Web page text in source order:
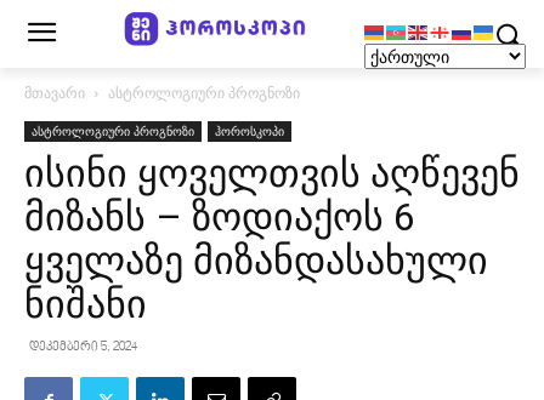
მთავარი ასტროლოგიური პროგნოზი
ასტროლოგიური პროგნოზი ჰოროსკოპი
ისინი ყოველთვის აღწევენ
მიზანს – ზოდიაქოს 6
ყველაზე მიზანდასახული
ნიშანი
დეკემბერი 5, 2024